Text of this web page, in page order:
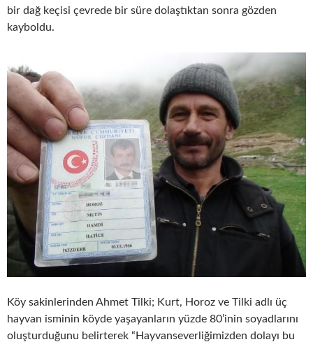
bir dağ keçisi çevrede bir süre dolaştıktan sonra gözden
kayboldu.
Köy sakinlerinden Ahmet Tilki; Kurt, Horoz ve Tilki adlı üç
hayvan isminin köyde yaşayanların yüzde 80’inin soyadlarını
oluşturduğunu belirterek “Hayvanseverliğimizden dolayı bu